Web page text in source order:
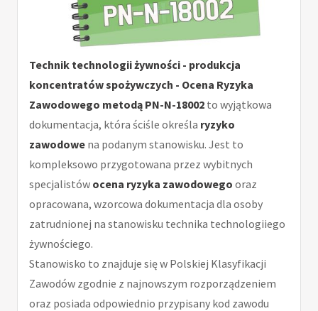
Technik technologii żywności - produkcja
koncentratów spożywczych - Ocena Ryzyka
Zawodowego metodą PN-N-18002 to wyjątkowa
dokumentacja, która ściśle określa ryzyko
zawodowe na podanym stanowisku. Jest to
kompleksowo przygotowana przez wybitnych
specjalistów ocena ryzyka zawodowego oraz
opracowana, wzorcowa dokumentacja dla osoby
zatrudnionej na stanowisku technika technologiiego
żywnościego.
Stanowisko to znajduje się w Polskiej Klasyfikacji
Zawodów zgodnie z najnowszym rozporządzeniem
oraz posiada odpowiednio przypisany kod zawodu